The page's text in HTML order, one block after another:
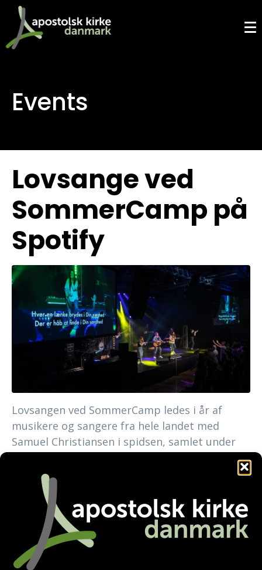
Events
Lovsange ved
SommerCamp på
Spotify
Lovsangen ved SommerCamp ledes i år af
musikere og sangere fra hele landet med
Samuel Christiansen i spidsen, samlet under
træningsfællesskab for sangere, musikere og
teknikere.
De har samlet sangene, de ønsker at bruge på
SommerCamp 22 på en
Spotify playliste, så du
og din kirke allerede nu kan lytte til sangene
og blive klar til møder fyldt med Gud nærvær i